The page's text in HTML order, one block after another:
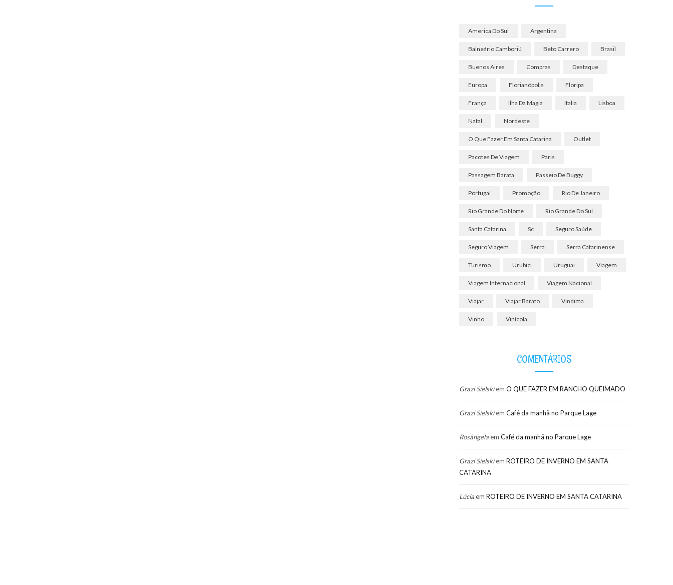
America Do Sul Argentina
Balneário Camboriú Beto Carrero Brasil
Buenos Aires Compras Destaque
Europa Florianópolis Floripa
França Ilha Da Magia Italia Lisboa
Natal Nordeste
O Que Fazer Em Santa Catarina Outlet
Pacotes De Viagem Paris
Passagem Barata Passeio De Buggy
Portugal Promoção Rio De Janeiro
Rio Grande Do Norte Rio Grande Do Sul
Santa Catarina Sc Seguro Saúde
Seguro Viagem Serra Serra Catarinense
Turismo Urubici Uruguai Viagem
Viagem Internacional Viagem Nacional
Viajar Viajar Barato Vindima
Vinho Vinícola
COMENTÁRIOS
Grazi Sielskiem O QUE FAZER EM RANCHO QUEIMADO
Grazi Sielskiem Café da manhã no Parque Lage
Rosângelaem Café da manhã no Parque Lage
Grazi Sielskiem ROTEIRO DE INVERNO EM SANTA
CATARINA
Lúciaem ROTEIRO DE INVERNO EM SANTA CATARINA